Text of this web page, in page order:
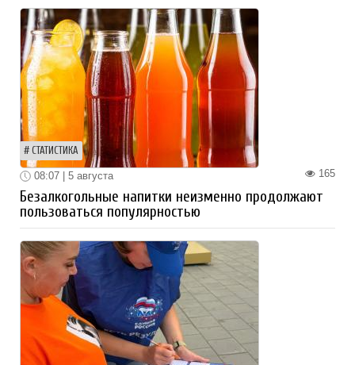
СТАТИСТИКА
165
08:07 | 5 августа
Безалкогольные напитки неизменно продолжают
пользоваться популярностью